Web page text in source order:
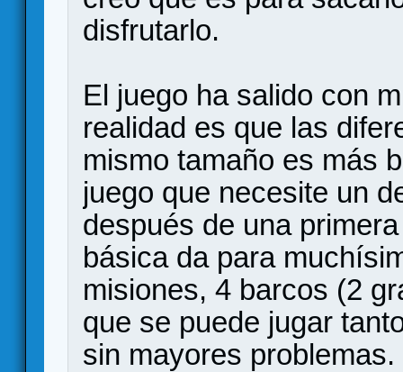
disfrutarlo.
El juego ha salido con
realidad es que las
mismo tamaño es más
juego que necesite un
después de una
básica da para
misiones, 4 barcos (2
que se puede jugar
sin mayores problemas.